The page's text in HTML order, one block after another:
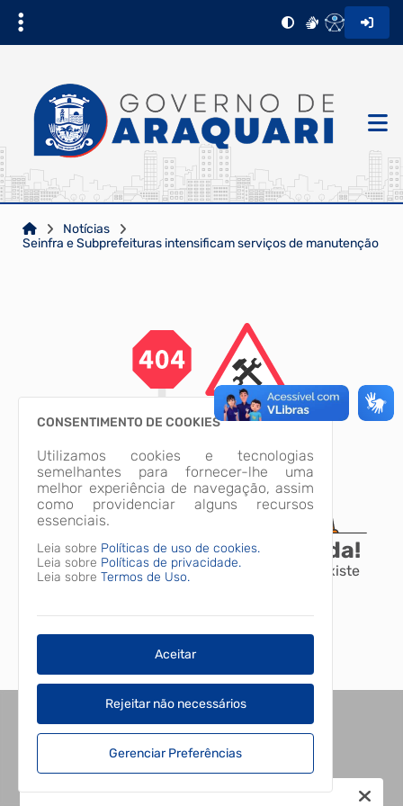
Notícias
Seinfra e Subprefeituras intensificam serviços de manutenção
A página não foi encontrada!
Desculpe, a página que você procura não existe
ou está em manutenção.
Voltar para o início
CONSENTIMENTO DE COOKIES
Utilizamos cookies e tecnologias
semelhantes para fornecer-lhe uma
melhor experiência de navegação, assim
como providenciar alguns recursos
essenciais.
Leia sobre Políticas de uso de cookies.
Leia sobre Políticas de privacidade.
Leia sobre Termos de Uso.
Aceitar
Rejeitar não necessários
Gerenciar Preferências